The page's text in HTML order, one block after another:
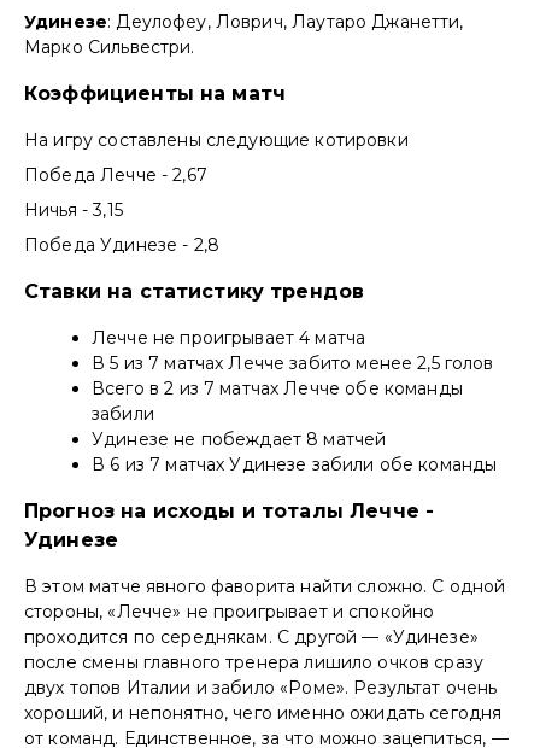
Удинезе: Деулофеу, Ловрич, Лаутаро Джанетти,
Марко Сильвестри.
Коэффициенты на матч
На игру составлены следующие котировки
Победа Лечче - 2,67
Ничья - 3,15
Победа Удинезе - 2,8
Ставки на статистику трендов
Лечче не проигрывает 4 матча
В 5 из 7 матчах Лечче забито менее 2,5 голов
Всего в 2 из 7 матчах Лечче обе команды
забили
Удинезе не побеждает 8 матчей
В 6 из 7 матчах Удинезе забили обе команды
Прогноз на исходы и тоталы Лечче -
Удинезе
В этом матче явного фаворита найти сложно. С одной
стороны, «Лечче» не проигрывает и спокойно
проходится по середнякам. С другой — «Удинезе»
после смены главного тренера лишило очков сразу
двух топов Италии и забило «Роме». Результат очень
хороший, и непонятно, чего именно ожидать сегодня
от команд. Единственное, за что можно зацепиться, —